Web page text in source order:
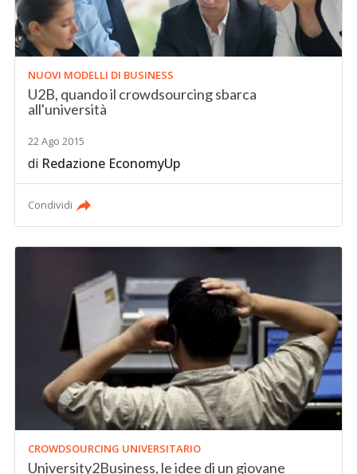
NUOVI MODELLI DI BUSINESS
U2B, quando il crowdsourcing sbarca
all'università
22 Ago 2015
di Redazione EconomyUp
Condividi
CROWDSOURCING UNIVERSITARIO
University2Business, le idee di un giovane